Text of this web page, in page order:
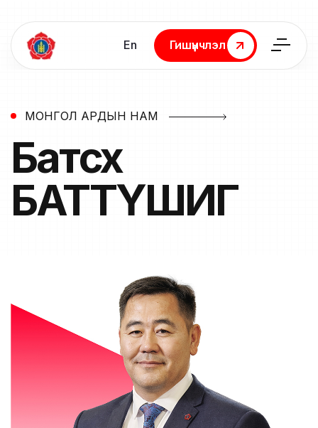
En
Гишүүнчлэл
Гишүүнчлэл
МОНГОЛ АРДЫН НАМ
Батсүх
БАТТҮШИГ